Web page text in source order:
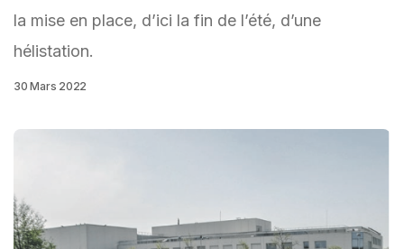
la mise en place, d’ici la fin de l’été, d’une
hélistation.
30 Mars 2022